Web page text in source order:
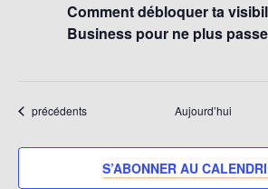
Comment débloquer ta
Business pour ne plus
Évènements
précédents Aujourd’hui
S’ABONNER AU